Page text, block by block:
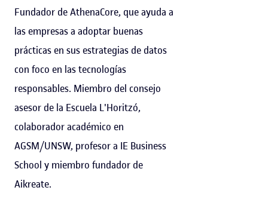
Fundador de AthenaCore, que ayuda a
las empresas a adoptar buenas
prácticas en sus estrategias de datos
con foco en las tecnologías
responsables. Miembro del consejo
asesor de la Escuela L'Horitzó,
colaborador académico en
AGSM/UNSW, profesor a IE Business
School y miembro fundador de
Aikreate.